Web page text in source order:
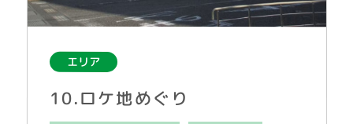
エリア
10.ロケ地めぐり